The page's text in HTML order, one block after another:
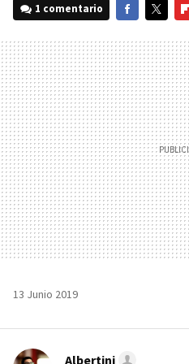
1 comentario
13 Junio 2019
Albertini